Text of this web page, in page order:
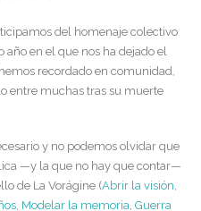
del homenaje colectivo
en el que nos ha dejado el
recordado en comunidad,
entre muchas tras su muerte
y no podemos olvidar que
—y la que no hay que contar—
de La Vorágine (Abrir la visión,
, Modelar la memoria, Guerra